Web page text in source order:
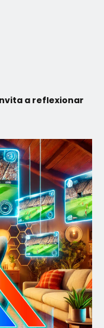
a reflexionar